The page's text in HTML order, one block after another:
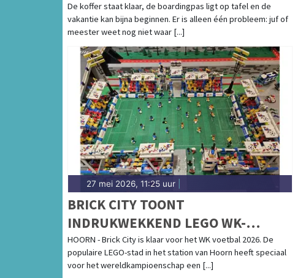
De koffer staat klaar, de boardingpas ligt op tafel en de
vakantie kan bijna beginnen. Er is alleen één probleem: juf of
meester weet nog niet waar [...]
27 mei 2026, 11:25 uur
BRICK CITY TOONT
INDRUKWEKKEND LEGO WK-
STADION
HOORN - Brick City is klaar voor het WK voetbal 2026. De
populaire LEGO-stad in het station van Hoorn heeft speciaal
voor het wereldkampioenschap een [...]